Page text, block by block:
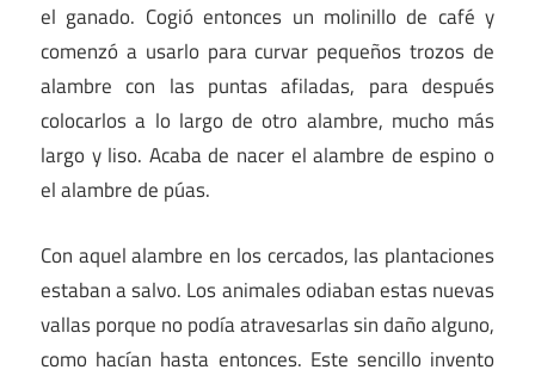
el ganado. Cogió entonces un molinillo de café y
comenzó a usarlo para curvar pequeños trozos de
alambre con las puntas afiladas, para después
colocarlos a lo largo de otro alambre, mucho más
largo y liso. Acaba de nacer el alambre de espino o
el alambre de púas.
Con aquel alambre en los cercados, las plantaciones
estaban a salvo. Los animales odiaban estas nuevas
vallas porque no podía atravesarlas sin daño alguno,
como hacían hasta entonces. Este sencillo invento